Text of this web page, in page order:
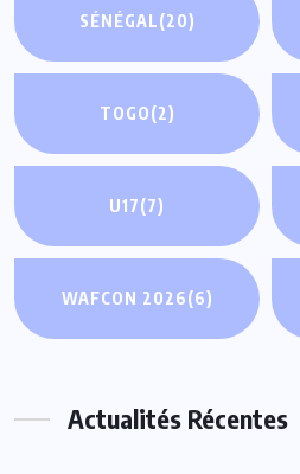
SÉNÉGAL(20)
TOGO(2)
U17(7)
WAFCON 2026(6)
Actualités Récentes